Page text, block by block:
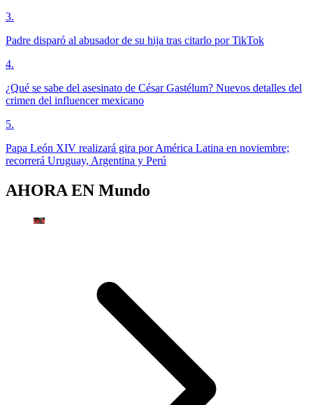
3.
Padre disparó al abusador de su hija tras citarlo por TikTok
4.
¿Qué se sabe del asesinato de César Gastélum? Nuevos detalles del
crimen del influencer mexicano
5.
Papa León XIV realizará gira por América Latina en noviembre;
recorrerá Uruguay, Argentina y Perú
AHORA EN Mundo